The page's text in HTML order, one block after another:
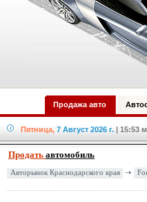
Продажа авто
Пятница, 7 Август 2026 г. | 15:53
Продать автомобиль
Авторынок Краснодарского края